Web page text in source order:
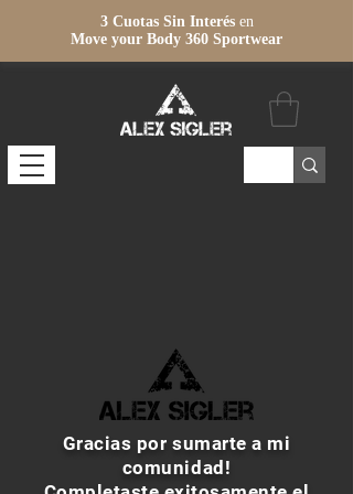
3 Cuotas Sin Interésen
Move your Body 360 Sportwear
Gracias por sumarte a mi
comunidad!